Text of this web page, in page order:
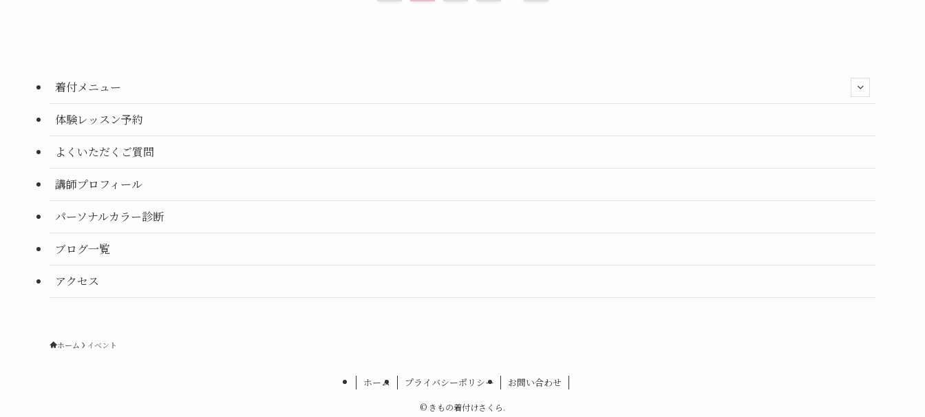
着付メニュー
体験レッスン予約
よくいただくご質問
講師プロフィール
パーソナルカラー診断
ブログ一覧
アクセス
ホーム イベント
ホーム プライバシーポリシー お問い合わせ
© きもの着付けさくら.